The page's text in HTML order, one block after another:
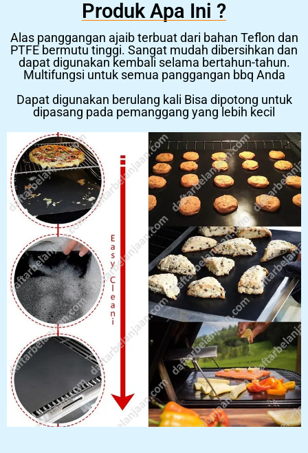
Produk Apa Ini ?
Alas panggangan ajaib terbuat dari bahan Teflon dan
PTFE bermutu tinggi. Sangat mudah dibersihkan dan
dapat digunakan kembali selama bertahun-tahun.
Multifungsi untuk semua panggangan bbq Anda
Dapat digunakan berulang kali Bisa dipotong untuk
dipasang pada pemanggang yang lebih kecil